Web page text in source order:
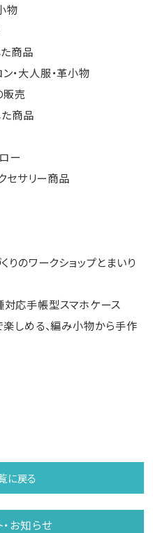
物
商品
大人服・革小物
販売
商品
ー
セサリー商品
のワークショップとまいり
応手帳型スマホケース
しめる、編み小物から手作
に戻る
お知らせ